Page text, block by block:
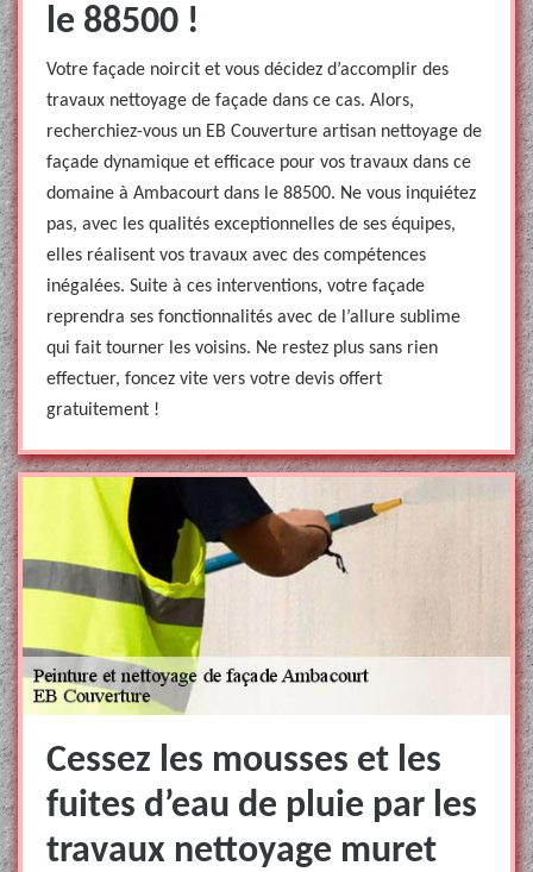
le 88500 !
Votre façade noircit et vous décidez d’accomplir des
travaux nettoyage de façade dans ce cas. Alors,
recherchiez-vous un EB Couverture artisan nettoyage de
façade dynamique et efficace pour vos travaux dans ce
domaine à Ambacourt dans le 88500. Ne vous inquiétez
pas, avec les qualités exceptionnelles de ses équipes,
elles réalisent vos travaux avec des compétences
inégalées. Suite à ces interventions, votre façade
reprendra ses fonctionnalités avec de l’allure sublime
qui fait tourner les voisins. Ne restez plus sans rien
effectuer, foncez vite vers votre devis offert
gratuitement !
Cessez les mousses et les
fuites d’eau de pluie par les
travaux nettoyage muret